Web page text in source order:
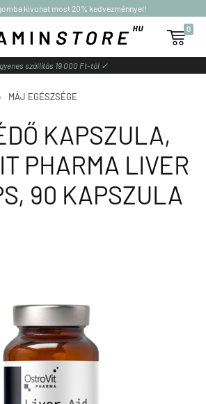
kivonat most 20% kedvezménnyel!

0
szállítás 19 000 Ft-tól ✓
MÁJ EGÉSZSÉGE
KAPSZULA,
PHARMA LIVER
90 KAPSZULA